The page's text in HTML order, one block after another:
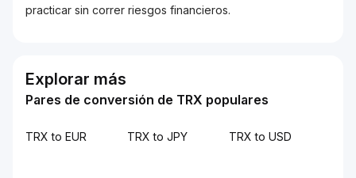
practicar sin correr riesgos financieros.
Explorar más
Pares de conversión de TRX populares
TRX to EUR TRX to JPY TRX to USD